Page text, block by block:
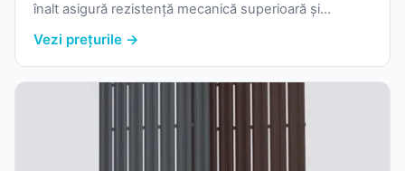
înalt asigură rezistență mecanică superioară și
sub-structura.
Vezi prețurile →